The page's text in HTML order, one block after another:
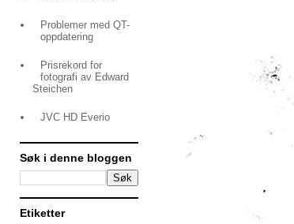
Problemer med QT-
oppdatering
Prisrekord for
fotografi av Edward
Steichen
JVC HD Everio
Søk i denne bloggen
Etiketter